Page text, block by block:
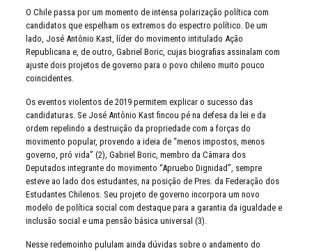
O Chile passa por um momento de intensa polarização política com
candidatos que espelham os extremos do espectro político. De um
lado, José Antônio Kast, líder do movimento intitulado Ação
Republicana e, de outro, Gabriel Boric, cujas biografias assinalam com
ajuste dois projetos de governo para o povo chileno muito pouco
coincidentes.
Os eventos violentos de 2019 permitem explicar o sucesso das
candidaturas. Se José Antônio Kast fincou pé na defesa da lei e da
ordem repelindo a destruição da propriedade com a forças do
movimento popular, provendo a ideia de “menos impostos, menos
governo, pró vida” (2), Gabriel Boric, membro da Câmara dos
Deputados integrante do movimento “Apruebo Dignidad”, sempre
esteve ao lado dos estudantes, na posição de Pres. da Federação dos
Estudantes Chilenos. Seu projeto de governo incorpora um novo
modelo de política social com destaque para a garantia da igualdade e
inclusão social e uma pensão básica universal (3).
Nesse redemoinho pululam ainda dúvidas sobre o andamento do